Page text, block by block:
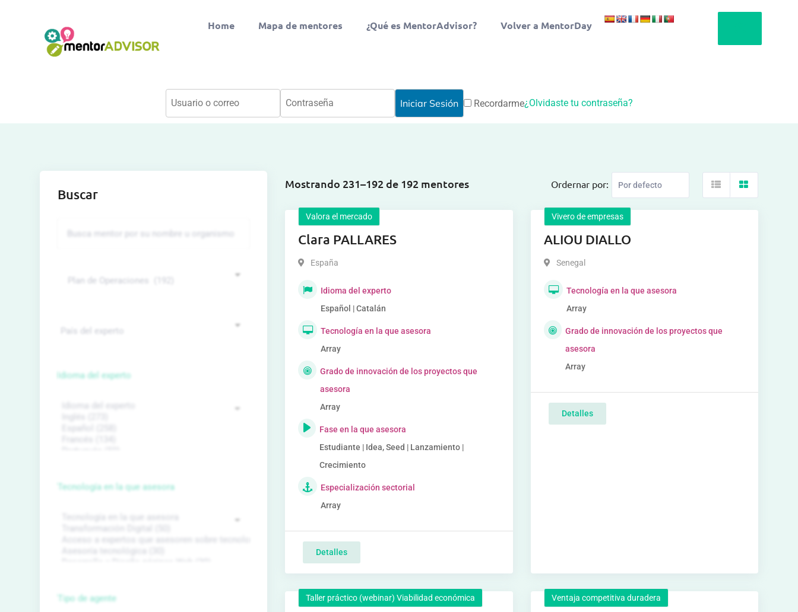
Home Mapa de mentores ¿Qué es MentorAdvisor? Volver a MentorDay
Recordarme¿Olvidaste tu contraseña?
Mostrando 231–192 de 192 mentores Ordernar por:
Valora el mercado
Clara PALLARES
España
Idioma del experto
Español | Catalán
Tecnología en la que asesora
Array
Grado de innovación de los proyectos que
asesora
Array
Fase en la que asesora
Estudiante | Idea, Seed | Lanzamiento |
Crecimiento
Especialización sectorial
Array
Detalles
Vivero de empresas
ALIOU DIALLO
Senegal
Tecnología en la que asesora
Array
Grado de innovación de los proyectos que
asesora
Array
Detalles
Taller práctico (webinar) Viabilidad económica Ventaja competitiva duradera
Buscar
Idioma del experto
Tecnología en la que asesora
Tipo de agente